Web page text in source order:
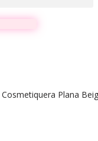
Cosmetiquera Plana